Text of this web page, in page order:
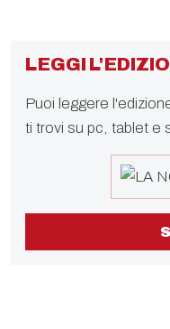
LEGGI
Puoi leggere
ti trovi su pc, tablet e